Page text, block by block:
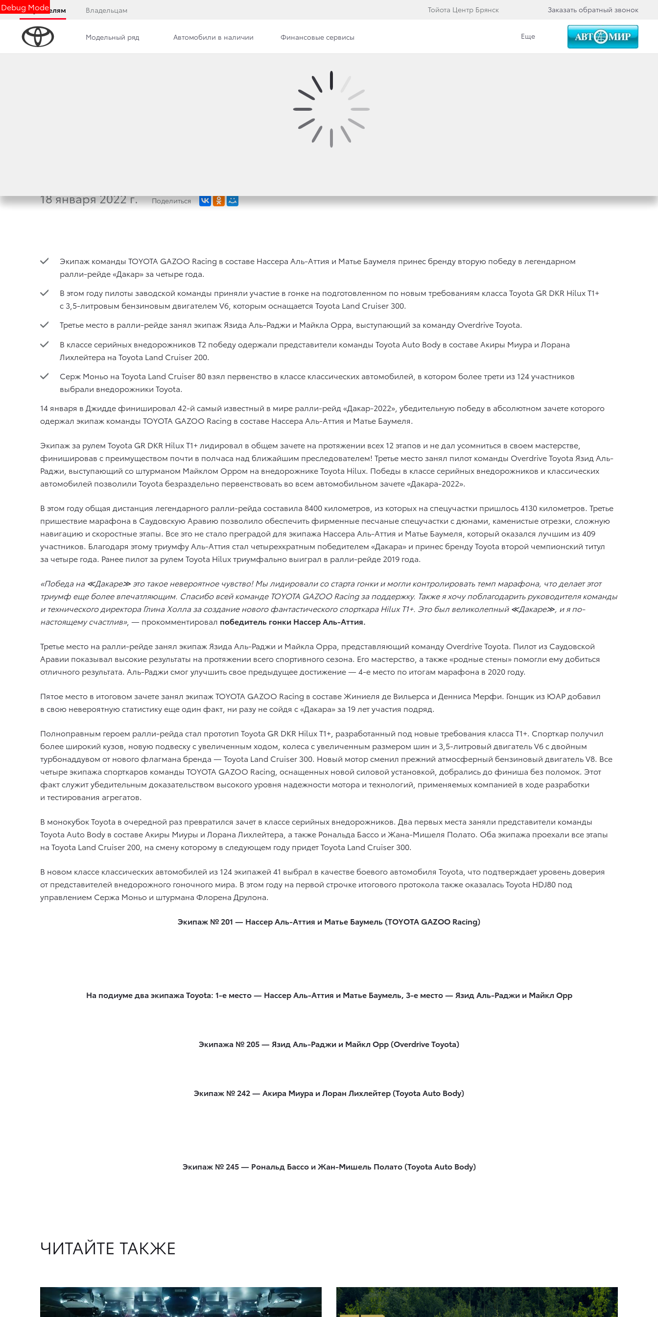
Debug Mode
Покупателям Владельцам Тойота Центр Брянск Заказать обратный звонок
Модельный ряд Автомобили в наличии Финансовые сервисы Еще
Дилерский центр
ТРИУМФ НАДЕЖНОСТИ TOYOTA: НАССЕР АЛЬ-АТТИЯ
ЗА РУЛЕМ TOYOTA HILUX СТАЛ ПОБЕДИТЕЛЕМ
18 января 2022 г. Поделиться
Экипаж команды TOYOTA GAZOO Racing в составе Нассера Аль-Аттия и Матье Баумеля принес бренду вторую победу в легендарном
ралли-рейде «Дакар» за четыре года.
В этом году пилоты заводской команды приняли участие в гонке на подготовленном по новым требованиям класса Toyota GR DKR Hilux T1+
с 3,5-литровым бензиновым двигателем V6, которым оснащается Toyota Land Cruiser 300.
Третье место в ралли-рейде занял экипаж Язида Аль-Раджи и Майкла Орра, выступающий за команду Overdrive Toyota.
В классе серийных внедорожников Т2 победу одержали представители команды Toyota Auto Body в составе Акиры Миура и Лорана
Лихлейтера на Toyota Land Cruiser 200.
Серж Моньо на Toyota Land Cruiser 80 взял первенство в классе классических автомобилей, в котором более трети из 124 участников
выбрали внедорожники Toyota.
14 января в Джидде финишировал 42-й самый известный в мире ралли-рейд «Дакар-2022», убедительную победу в абсолютном зачете которого
одержал экипаж команды TOYOTA GAZOO Racing в составе Нассера Аль-Аттия и Матье Баумеля.
Экипаж за рулем Toyota GR DKR Hilux T1+ лидировал в общем зачете на протяжении всех 12 этапов и не дал усомниться в своем мастерстве,
финишировав с преимуществом почти в полчаса над ближайшим преследователем! Третье место занял пилот команды Overdrive Toyota Язид Аль-
Раджи, выступающий со штурманом Майклом Орром на внедорожнике Toyota Hilux. Победы в классе серийных внедорожников и классических
автомобилей позволили Toyota безраздельно первенствовать во всем автомобильном зачете «Дакара-2022».
В этом году общая дистанция легендарного ралли-рейда составила 8400 километров, из которых на спецучастки пришлось 4130 километров. Третье
пришествие марафона в Саудовскую Аравию позволило обеспечить фирменные песчаные спецучастки с дюнами, каменистые отрезки, сложную
навигацию и скоростные этапы. Все это не стало преградой для экипажа Нассера Аль-Аттия и Матье Баумеля, который оказался лучшим из 409
участников. Благодаря этому триумфу Аль-Аттия стал четырехкратным победителем «Дакара» и принес бренду Toyota второй чемпионский титул
за четыре года. Ранее пилот за рулем Toyota Hilux триумфально выиграл в ралли-рейде 2019 года.
«Победа на ≪Дакаре≫ это такое невероятное чувство! Мы лидировали со старта гонки и могли контролировать темп марафона, что делает этот
триумф еще более впечатляющим. Спасибо всей команде TOYOTA GAZOO Racing за поддержку. Также я хочу поблагодарить руководителя команды
и технического директора Глина Холла за создание нового фантастического спорткара Hilux T1+. Это был великолепный ≪Дакаре≫, и я по-
настоящему счастлив», — прокомментировал победитель гонки Нассер Аль-Аттия.
Третье место на ралли-рейде занял экипаж Язида Аль-Раджи и Майкла Орра, представляющий команду Overdrive Toyota. Пилот из Саудовской
Аравии показывал высокие результаты на протяжении всего спортивного сезона. Его мастерство, а также «родные стены» помогли ему добиться
отличного результата. Аль-Раджи смог улучшить свое предыдущее достижение — 4-е место по итогам марафона в 2020 году.
Пятое место в итоговом зачете занял экипаж TOYOTA GAZOO Racing в составе Жиниеля де Вильерса и Денниса Мерфи. Гонщик из ЮАР добавил
в свою невероятную статистику еще один факт, ни разу не сойдя с «Дакара» за 19 лет участия подряд.
Полноправным героем ралли-рейда стал прототип Toyota GR DKR Hilux T1+, разработанный под новые требования класса T1+. Спорткар получил
более широкий кузов, новую подвеску с увеличенным ходом, колеса с увеличенным размером шин и 3,5-литровый двигатель V6 с двойным
турбонаддувом от нового флагмана бренда — Toyota Land Cruiser 300. Новый мотор сменил прежний атмосферный бензиновый двигатель V8. Все
четыре экипажа спорткаров команды TOYOTA GAZOO Racing, оснащенных новой силовой установкой, добрались до финиша без поломок. Этот
факт служит убедительным доказательством высокого уровня надежности мотора и технологий, применяемых компанией в ходе разработки
и тестирования агрегатов.
В монокубок Toyota в очередной раз превратился зачет в классе серийных внедорожников. Два первых места заняли представители команды
Toyota Auto Body в составе Акиры Миуры и Лорана Лихлейтера, а также Рональда Бассо и Жана-Мишеля Полато. Оба экипажа проехали все этапы
на Toyota Land Cruiser 200, на смену которому в следующем году придет Toyota Land Cruiser 300.
В новом классе классических автомобилей из 124 экипажей 41 выбрал в качестве боевого автомобиля Toyota, что подтверждает уровень доверия
от представителей внедорожного гоночного мира. В этом году на первой строчке итогового протокола также оказалась Toyota HDJ80 под
управлением Сержа Моньо и штурмана Флорена Друлона.
Экипаж № 201 — Нассер Аль-Аттия и Матье Баумель (TOYOTA GAZOO Racing)
На подиуме два экипажа Toyota: 1-е место — Нассер Аль-Аттия и Матье Баумель, 3-е место — Язид Аль-Раджи и Майкл Орр
Экипажа № 205 — Язид Аль-Раджи и Майкл Орр (Overdrive Toyota)
Экипаж № 242 — Акира Миура и Лоран Лихлейтер (Toyota Auto Body)
Экипаж № 245 — Рональд Бассо и Жан-Мишель Полато (Toyota Auto Body)
ЧИТАЙТЕ ТАКЖЕ